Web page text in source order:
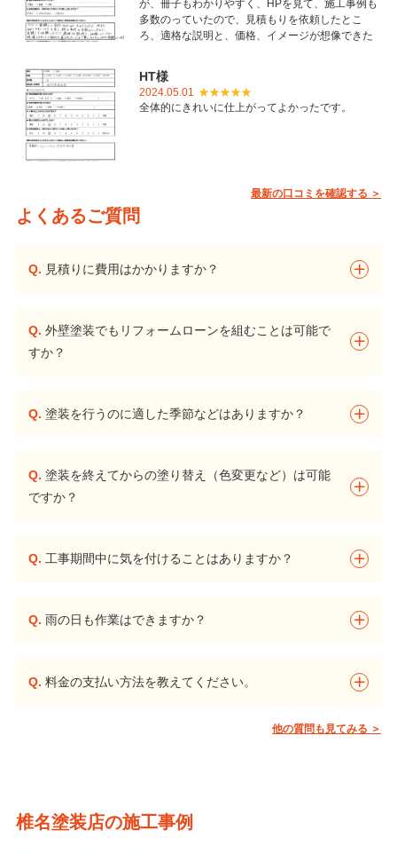
が、冊子もわかりやすく、HPを見て、施工事例も
多数のっていたので、見積もりを依頼したとこ
ろ、適格な説明と、価格、イメージが想像できた
いただき感謝しています。
HT様
2024.05.01
全体的にきれいに仕上がってよかったです。
最新の口コミを確認する ＞
よくあるご質問
Q. 見積りに費用はかかりますか？
Q. 外壁塗装でもリフォームローンを組むことは可能で
すか？
Q. 塗装を行うのに適した季節などはありますか？
Q. 塗装を終えてからの塗り替え（色変更など）は可能
ですか？
Q. 工事期間中に気を付けることはありますか？
Q. 雨の日も作業はできますか？
Q. 料金の支払い方法を教えてください。
他の質問も見てみる ＞
椎名塗装店の施工事例